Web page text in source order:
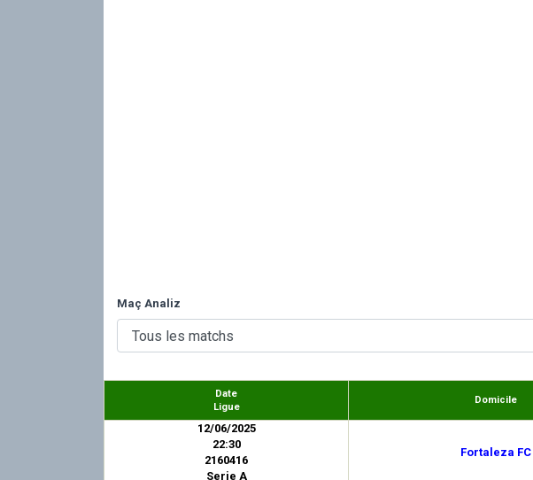
Maç Analiz
Date
Ligue
Domicile
12/06/2025
22:30
2160416
Serie A
Fortaleza FC